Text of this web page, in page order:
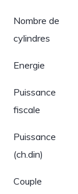
Nombre de
cylindres
Energie
Puissance
fiscale
Puissance
(ch.din)
Couple